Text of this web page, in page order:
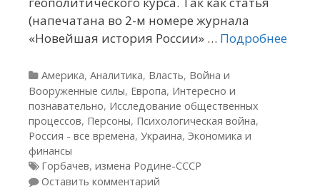
(напечатана во 2-м номере журнала
«Новейшая история России» … Подробнее
Рубрики
Америка, Аналитика, Власть, Война и
Вооруженные силы, Европа, Интересно и
познавательно, Исследование общественных
процессов, Персоны, Психологическая война,
Россия - все времена, Украина, Экономика и
финансы
Метки
Горбачев, измена Родине-СССР
Оставить комментарий